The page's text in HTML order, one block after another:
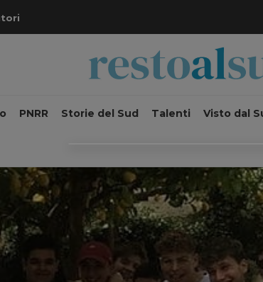
PNRR Storie del Sud Talenti Visto dal